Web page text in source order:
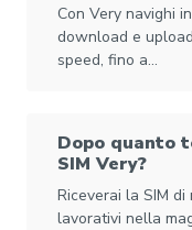
Con Very navighi
download e
speed, fino a…
Dopo quanto
SIM Very?
Riceverai la SIM
lavorativi nella